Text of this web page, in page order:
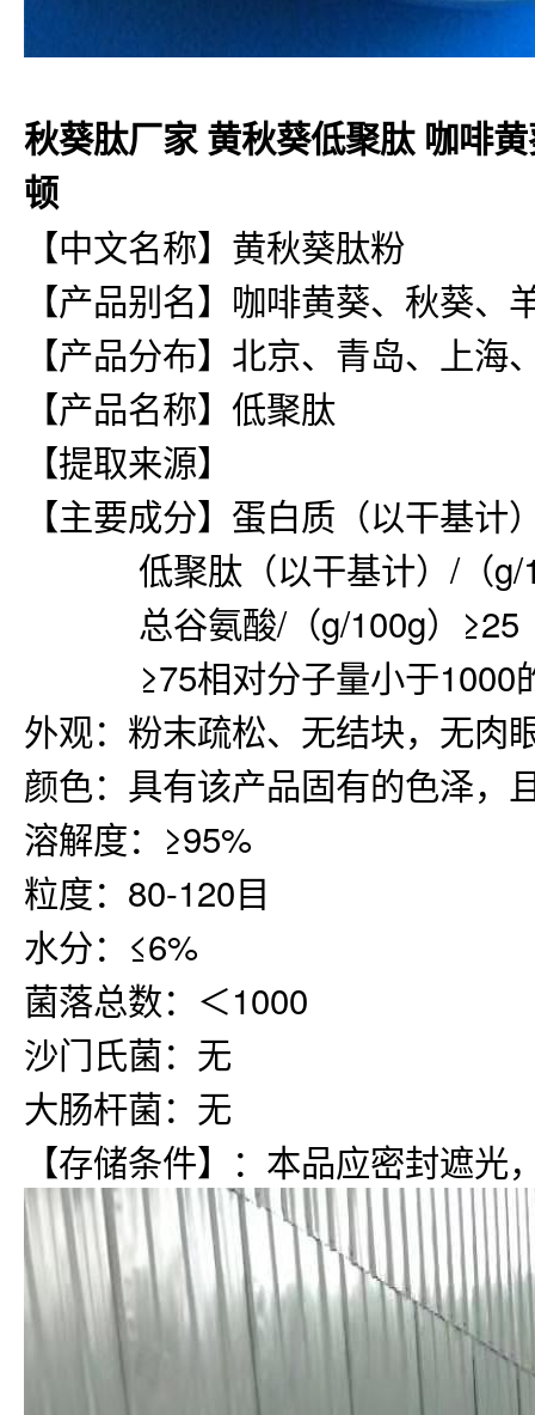
秋葵肽厂家 黄秋葵低聚肽 咖啡
顿
【中文名称】黄秋葵肽粉
【产品别名】咖啡黄葵、秋葵
【产品分布】北京、青岛、上海
【产品名称】低聚肽
【提取来源】
【主要成分】蛋白质（以干基计
低聚肽（以干基计）/（g/
总谷氨酸/（g/100g）≥25
≥75相对分子量小于1000的
外观：粉末疏松、无结块，无肉
颜色：具有该产品固有的色泽，
溶解度：≥95%
粒度：80-120目
水分：≤6%
菌落总数：＜1000
沙门氏菌：无
大肠杆菌：无
【存储条件】：本品应密封遮